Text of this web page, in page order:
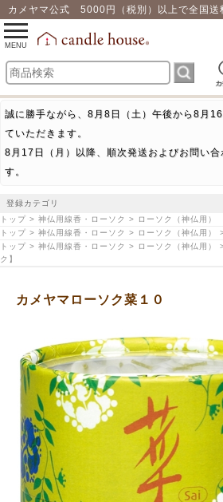
カメヤマ公式 5000円（税別）以上で全国送
toggle
navigation
MENU
誠に勝手ながら、8月8日（土）午後から8月
ていただきます。
8月17日（月）以降、順次発送およびお問い合
す。
登録カテゴリ
トップ > 神仏用線香・ローソク > ローソク（神仏用）
トップ > 神仏用線香・ローソク > ローソク（神仏用
トップ > 神仏用線香・ローソク > ローソク（神仏用）
ク】
カメヤマローソク菜１０